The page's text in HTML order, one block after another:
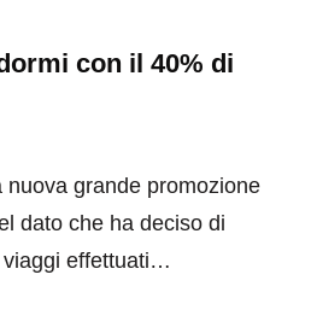
con il 40% di
grande promozione
dato che ha deciso di
viaggi effettuati…